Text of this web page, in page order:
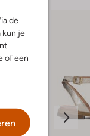
de
kun je
of een